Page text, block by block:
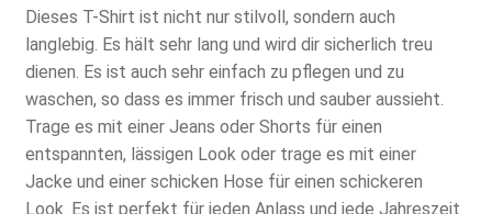
Dieses T-Shirt ist nicht nur stilvoll, sondern auch
langlebig. Es hält sehr lang und wird dir sicherlich treu
dienen. Es ist auch sehr einfach zu pflegen und zu
waschen, so dass es immer frisch und sauber aussieht.
Trage es mit einer Jeans oder Shorts für einen
entspannten, lässigen Look oder trage es mit einer
Jacke und einer schicken Hose für einen schickeren
Look. Es ist perfekt für jeden Anlass und jede Jahreszeit